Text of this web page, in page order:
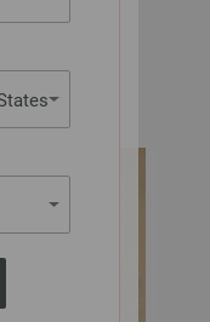
Modèle 8